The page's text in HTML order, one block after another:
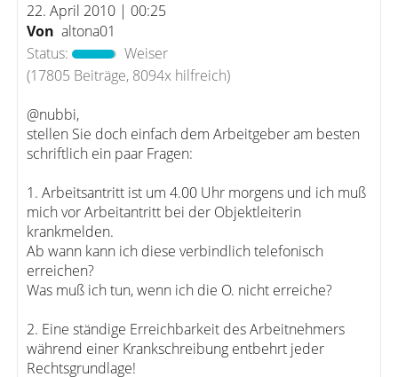
22. April 2010 | 00:25
Von altona01
Status:
Weiser
(17805 Beiträge, 8094x hilfreich)
@nubbi,
stellen Sie doch einfach dem Arbeitgeber am besten
schriftlich ein paar Fragen:
1. Arbeitsantritt ist um 4.00 Uhr morgens und ich muß
mich vor Arbeitantritt bei der Objektleiterin
krankmelden.
Ab wann kann ich diese verbindlich telefonisch
erreichen?
Was muß ich tun, wenn ich die O. nicht erreiche?
2. Eine ständige Erreichbarkeit des Arbeitnehmers
während einer Krankschreibung entbehrt jeder
Rechtsgrundlage!